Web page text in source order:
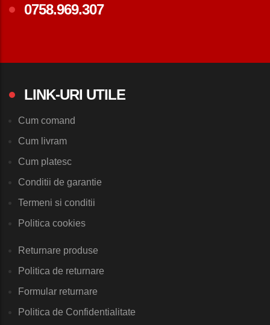
0758.969.307
LINK-URI UTILE
Cum comand
Cum livram
Cum platesc
Conditii de garantie
Termeni si conditii
Politica cookies
Returnare produse
Politica de returnare
Formular returnare
Politica de Confidentialitate